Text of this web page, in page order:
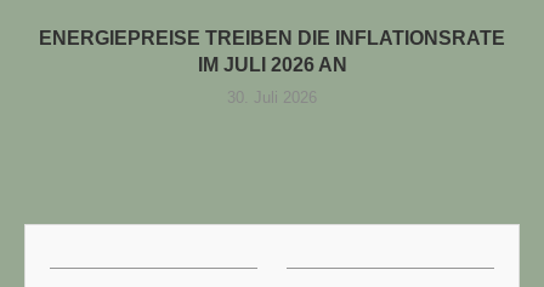
ENERGIEPREISE TREIBEN DIE INFLATIONSRATE
IM JULI 2026 AN
30. Juli 2026